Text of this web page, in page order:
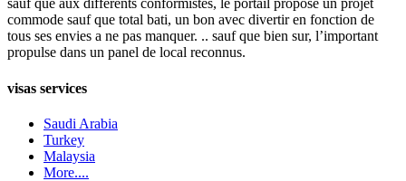
sauf que aux differents conformistes, le portail propose un projet
commode sauf que total bati, un bon avec divertir en fonction de
tous ses envies a ne pas manquer. .. sauf que bien sur, l’important
propulse dans un panel de local reconnus.
visas services
Saudi Arabia
Turkey
Malaysia
More....